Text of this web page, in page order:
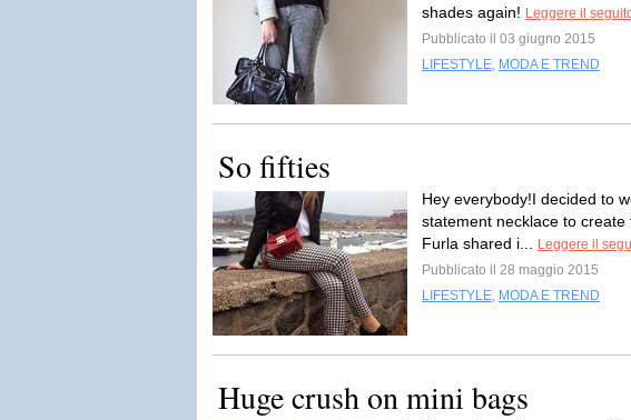
shades again! Leggere il
Pubblicato il 03 giugno 2015
LIFESTYLE, MODA E TREND
So fifties
Hey everybody!I decided to
statement necklace to
Furla shared i...
Leggere il
Pubblicato il 28 maggio 2015
LIFESTYLE, MODA E TREND
Huge crush on mini bags